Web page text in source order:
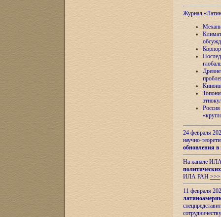
Журнал
24 февраля
научно-
обновления в
На канале
ИЛА РАН >>>
11 февраля